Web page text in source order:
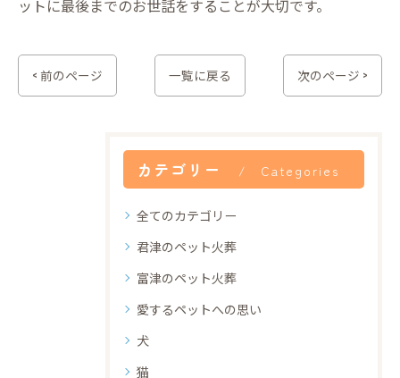
ットに最後までのお世話をすることが大切です。
< 前のページ 一覧に戻る 次のページ >
カテゴリー Categories
全てのカテゴリー
君津のペット火葬
富津のペット火葬
愛するペットへの思い
犬
猫